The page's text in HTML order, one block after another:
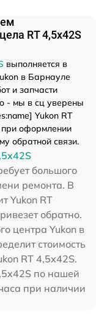
RT 4,5х42S
выполняется в
в Барнауле
и запчасти
- мы в сц уверены
Yukon RT
при оформлении
обратной связи.
большого
ремонта. В
Yukon RT
обратно.
центра Yukon в
стоимость
RT 4,5х42S.
по нашей
при наличии